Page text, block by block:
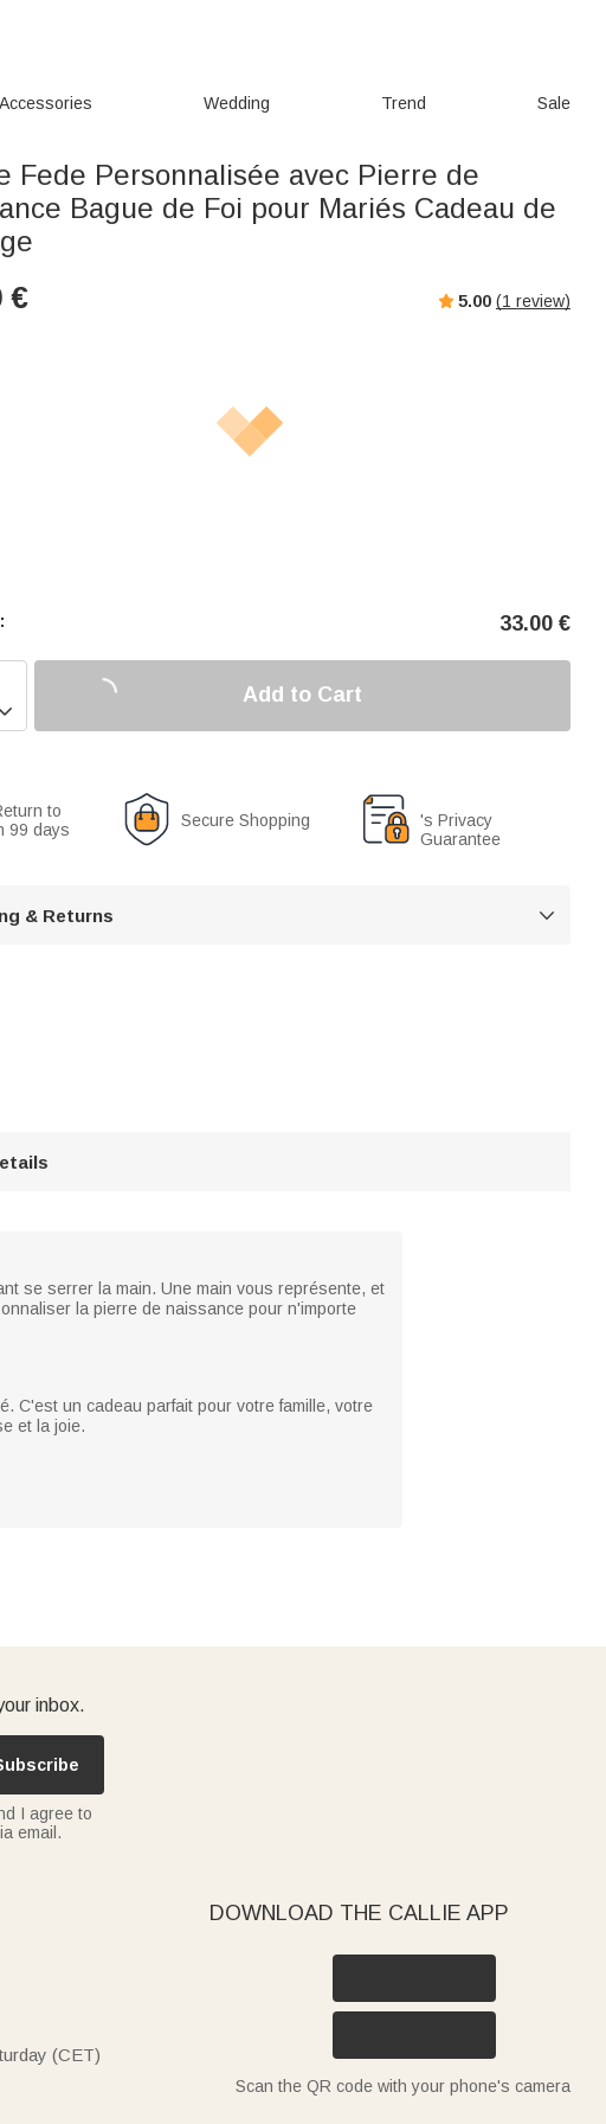
Wedding Trend Sale
Fede Personnalisée avec Pierre de
Bague de Foi pour Mariés Cadeau de
€ 5.00 (1 review)
33.00 €
Add to Cart
to
99 days
Secure Shopping
's Privacy
Guarantee
& Returns 
se serrer la main. Une main vous représente, et
la pierre de naissance pour n'importe
C'est un cadeau parfait pour votre famille, votre
et la joie.
inbox.
I agree to
email.
(CET)
DOWNLOAD THE CALLIE APP
Scan the QR code with your phone's camera